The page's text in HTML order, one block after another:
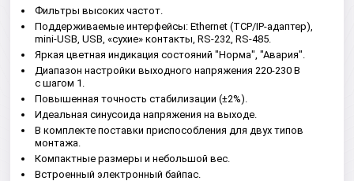
Фильтры высоких частот.
Поддерживаемые интерфейсы: Ethernet (TCP/IP-адаптер),
mini-USB, USB, «сухие» контакты, RS-232, RS-485.
Яркая цветная индикация состояний "Норма", "Авария".
Диапазон настройки выходного напряжения 220-230 В
с шагом 1.
Повышенная точность стабилизации (±2%).
Идеальная синусоида напряжения на выходе.
В комплекте поставки приспособления для двух типов
монтажа.
Компактные размеры и небольшой вес.
Встроенный электронный байпас.